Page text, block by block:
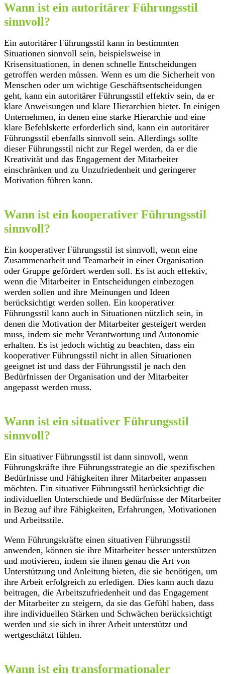
Wann ist ein autoritärer Führungsstil
sinnvoll?
Ein autoritärer Führungsstil kann in bestimmten
Situationen sinnvoll sein, beispielsweise in
Krisensituationen, in denen schnelle Entscheidungen
getroffen werden müssen. Wenn es um die Sicherheit von
Menschen oder um wichtige Geschäftsentscheidungen
geht, kann ein autoritärer Führungsstil effektiv sein, da er
klare Anweisungen und klare Hierarchien bietet. In einigen
Unternehmen, in denen eine starke Hierarchie und eine
klare Befehlskette erforderlich sind, kann ein autoritärer
Führungsstil ebenfalls sinnvoll sein. Allerdings sollte
dieser Führungsstil nicht zur Regel werden, da er die
Kreativität und das Engagement der Mitarbeiter
einschränken und zu Unzufriedenheit und geringerer
Motivation führen kann.
Wann ist ein kooperativer Führungsstil
sinnvoll?
Ein kooperativer Führungsstil ist sinnvoll, wenn eine
Zusammenarbeit und Teamarbeit in einer Organisation
oder Gruppe gefördert werden soll. Es ist auch effektiv,
wenn die Mitarbeiter in Entscheidungen einbezogen
werden sollen und ihre Meinungen und Ideen
berücksichtigt werden sollen. Ein kooperativer
Führungsstil kann auch in Situationen nützlich sein, in
denen die Motivation der Mitarbeiter gesteigert werden
muss, indem sie mehr Verantwortung und Autonomie
erhalten. Es ist jedoch wichtig zu beachten, dass ein
kooperativer Führungsstil nicht in allen Situationen
geeignet ist und dass der Führungsstil je nach den
Bedürfnissen der Organisation und der Mitarbeiter
angepasst werden muss.
Wann ist ein situativer Führungsstil
sinnvoll?
Ein situativer Führungsstil ist dann sinnvoll, wenn
Führungskräfte ihre Führungsstrategie an die spezifischen
Bedürfnisse und Fähigkeiten ihrer Mitarbeiter anpassen
möchten. Ein situativer Führungsstil berücksichtigt die
individuellen Unterschiede und Bedürfnisse der Mitarbeiter
in Bezug auf ihre Fähigkeiten, Erfahrungen, Motivationen
und Arbeitsstile.
Wenn Führungskräfte einen situativen Führungsstil
anwenden, können sie ihre Mitarbeiter besser unterstützen
und motivieren, indem sie ihnen genau die Art von
Unterstützung und Anleitung bieten, die sie benötigen, um
ihre Arbeit erfolgreich zu erledigen. Dies kann auch dazu
beitragen, die Arbeitszufriedenheit und das Engagement
der Mitarbeiter zu steigern, da sie das Gefühl haben, dass
ihre individuellen Stärken und Schwächen berücksichtigt
werden und sie sich in ihrer Arbeit unterstützt und
wertgeschätzt fühlen.
Wann ist ein transformationaler